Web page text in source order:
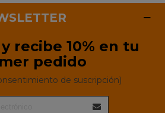
recibe 10% en tu
pedido
de suscripción)